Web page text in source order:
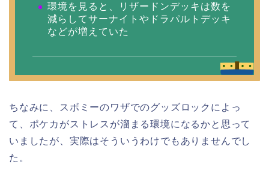
環境を見ると、リザードンデッキは数を
減らしてサーナイトやドラパルトデッキ
などが増えていた
ちなみに、スボミーのワザでのグッズロックによっ
て、ポケカがストレスが溜まる環境になるかと思って
いましたが、実際はそういうわけでもありませんでし
た。